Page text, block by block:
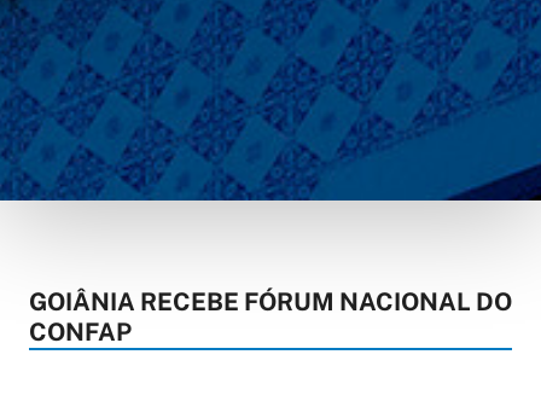
GOIÂNIA RECEBE FÓRUM NACIONAL DO
CONFAP